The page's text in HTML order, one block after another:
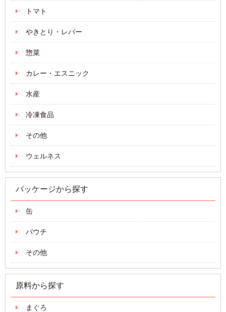
トマト
やきとり・レバー
惣菜
カレー・エスニック
水産
冷凍食品
その他
ウェルネス
パッケージから探す
缶
パウチ
その他
原料から探す
まぐろ